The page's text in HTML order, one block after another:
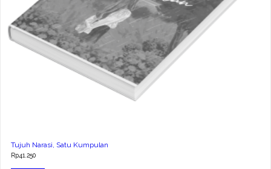
Tujuh Narasi, Satu Kumpulan
Rp41.250